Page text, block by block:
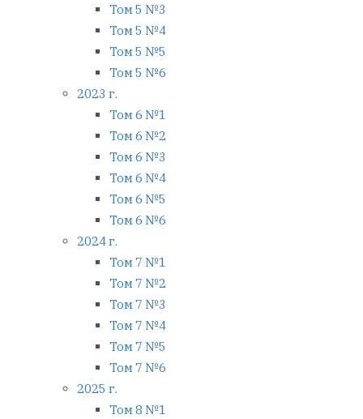
Том 5 №3
Том 5 №4
Том 5 №5
Том 5 №6
2023 г.
Том 6 №1
Том 6 №2
Том 6 №3
Том 6 №4
Том 6 №5
Том 6 №6
2024 г.
Том 7 №1
Том 7 №2
Том 7 №3
Том 7 №4
Том 7 №5
Том 7 №6
2025 г.
Том 8 №1